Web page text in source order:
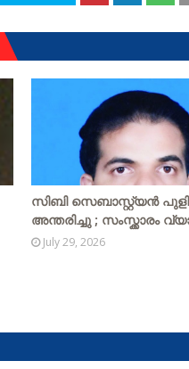
സിബി സെബാസ്റ്റ്യന്‍
അന്തരിച്ചു ; സംസ്ക്കാരം
July 29, 2026